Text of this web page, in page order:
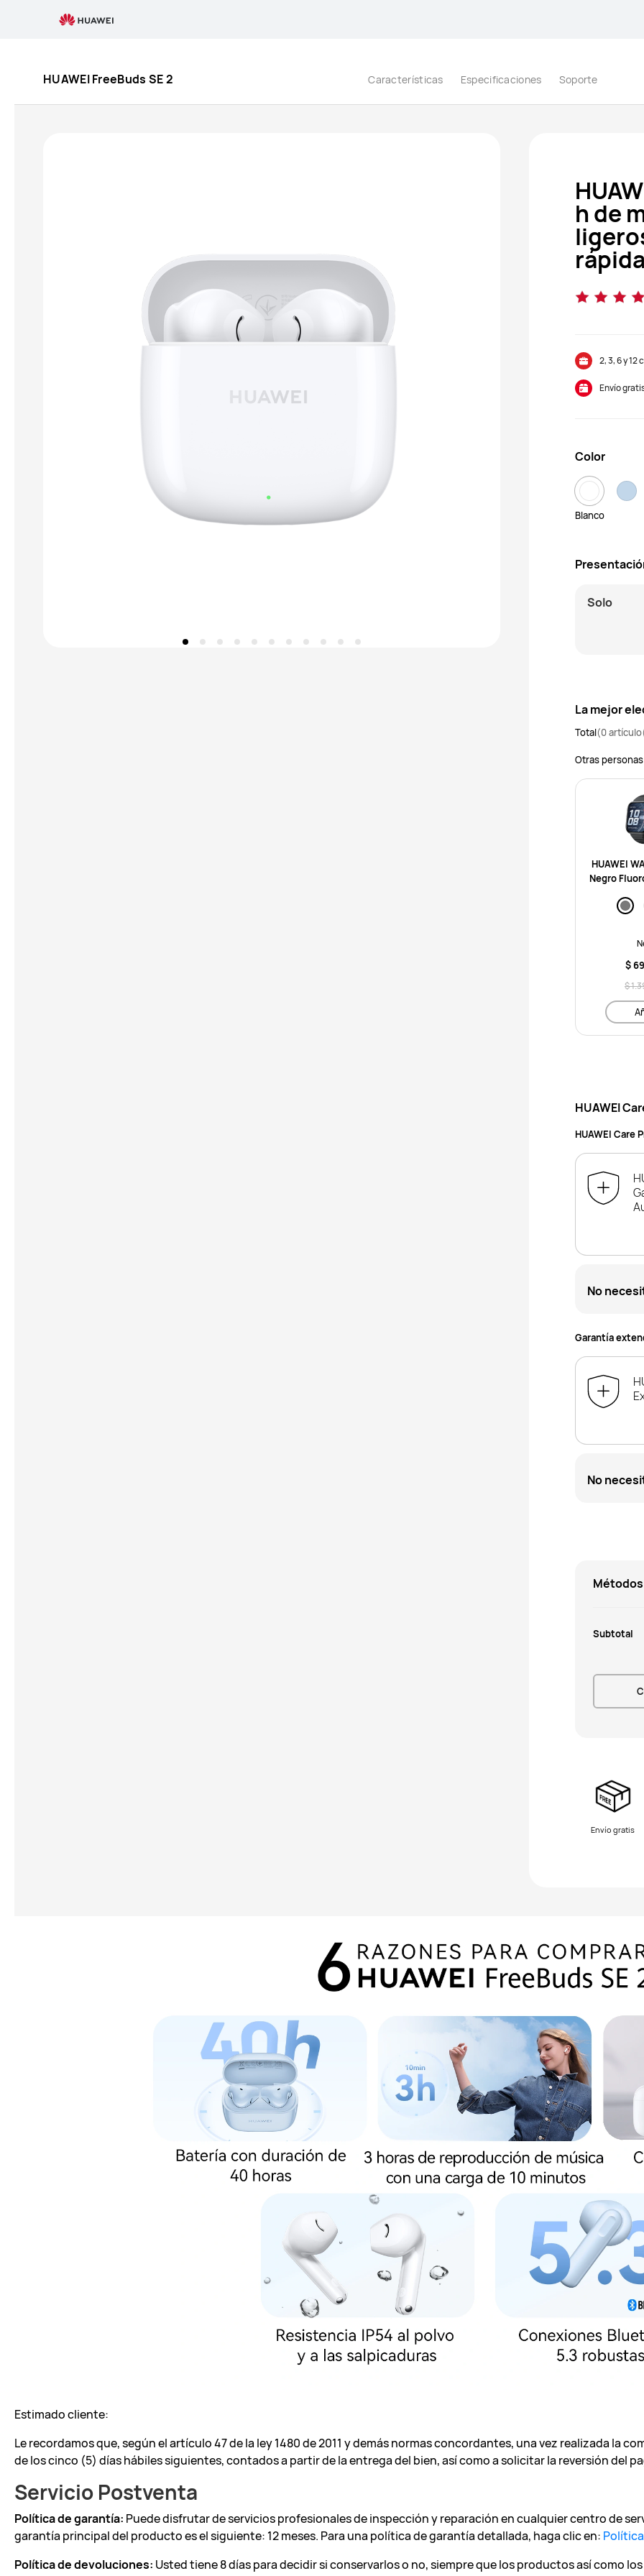
HUAWEI
FreeBuds
SE
HUAWEI FreeBuds SE 2 Características Especificaciones Soporte
h de
2, 3, 6 y
Envío
Color
Blanco
Solo
La mejor
Total(0
Otras
HUAWEI
Negro
ía,
$
$
HUAWEI
HUAWEI Care
No
Garantía
No
Subtotal
Envío gratis
Estimado cliente:
Le recordamos que, según el artículo 47 de la ley 1480 de 2011 y demás normas concordantes, una vez realizada la
de los cinco (5) días hábiles siguientes, contados a partir de la entrega del bien, así como a solicitar la reversión del
Servicio Postventa
Política de garantía: Puede disfrutar de servicios profesionales de inspección y reparación en cualquier centro de
garantía principal del producto es el siguiente: 12 meses. Para una política de garantía detallada, haga clic en:
Política de devoluciones: Usted tiene 8 días para decidir si conservarlos o no, siempre que los productos así como